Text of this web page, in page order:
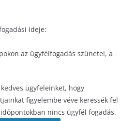
ideje:
az ügyfélfogadás szünetel, a
ügyfeleinket, hogy
figyelembe véve keressék fel
nincs ügyfél fogadás.